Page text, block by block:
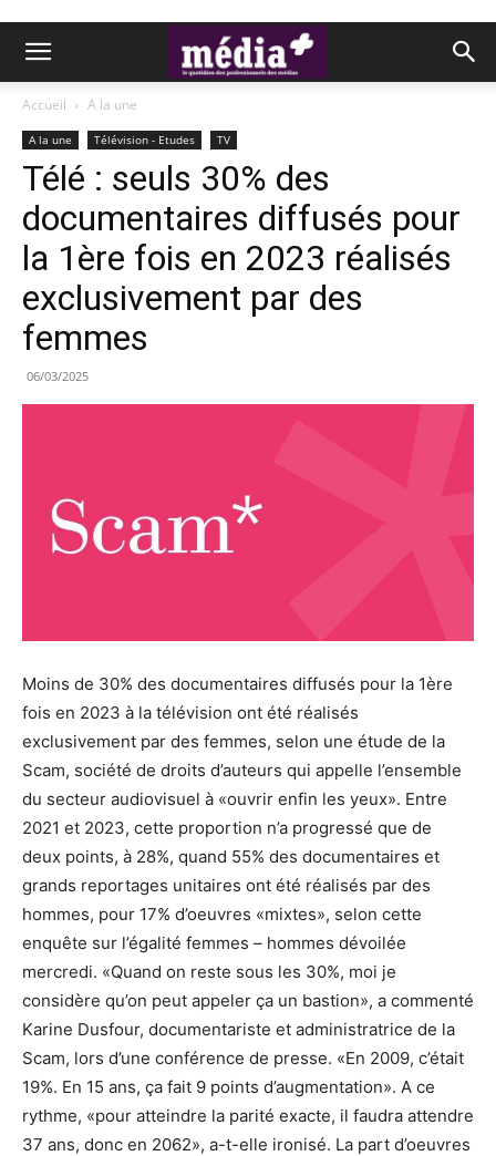
Accueil A la une
A la une Télévision - Etudes TV
Télé : seuls 30% des
documentaires diffusés pour
la 1ère fois en 2023 réalisés
exclusivement par des
femmes
06/03/2025
Moins de 30% des documentaires diffusés pour la 1ère
fois en 2023 à la télévision ont été réalisés
exclusivement par des femmes, selon une étude de la
Scam, société de droits d’auteurs qui appelle l’ensemble
du secteur audiovisuel à «ouvrir enfin les yeux». Entre
2021 et 2023, cette proportion n’a progressé que de
deux points, à 28%, quand 55% des documentaires et
grands reportages unitaires ont été réalisés par des
hommes, pour 17% d’oeuvres «mixtes», selon cette
enquête sur l’égalité femmes – hommes dévoilée
mercredi. «Quand on reste sous les 30%, moi je
considère qu’on peut appeler ça un bastion», a commenté
Karine Dusfour, documentariste et administratrice de la
Scam, lors d’une conférence de presse. «En 2009, c’était
19%. En 15 ans, ça fait 9 points d’augmentation». A ce
rythme, «pour atteindre la parité exacte, il faudra attendre
37 ans, donc en 2062», a-t-elle ironisé. La part d’oeuvres